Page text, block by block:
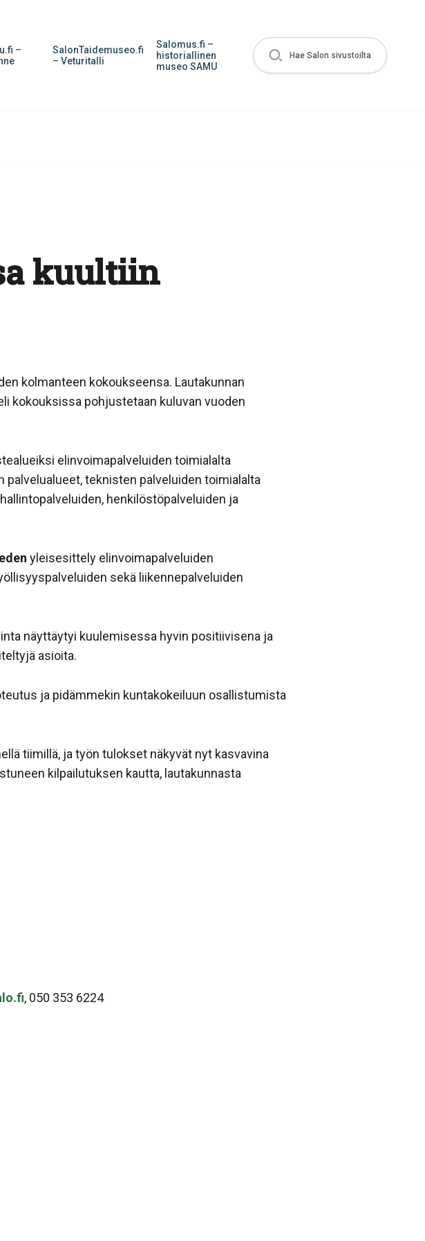
–
SalonTaidemuseo.fi
– Veturitalli
Salomus.fi –
historiallinen
museo SAMU
Hae Salon sivustoilta
kuultiin
kolmanteen kokoukseensa. Lautakunnan
kokouksissa pohjustetaan kuluvan vuoden
elinvoimapalveluiden toimialalta
teknisten palveluiden toimialalta
henkilöstöpalveluiden ja
yleisesittely elinvoimapalveluiden
sekä liikennepalveluiden
näyttäytyi kuulemisessa hyvin positiivisena ja
asioita.
ja pidämmekin kuntakokeiluun osallistumista
tiimillä, ja työn tulokset näkyvät nyt kasvavina
kilpailutuksen kautta, lautakunnasta
, 050 353 6224